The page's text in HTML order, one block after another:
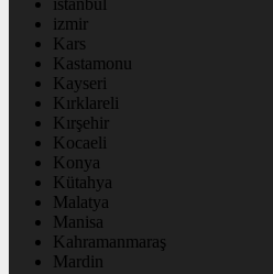
istanbul
izmir
Kars
Kastamonu
Kayseri
Kırklareli
Kırşehir
Kocaeli
Konya
Kütahya
Malatya
Manisa
Kahramanmaraş
Mardin